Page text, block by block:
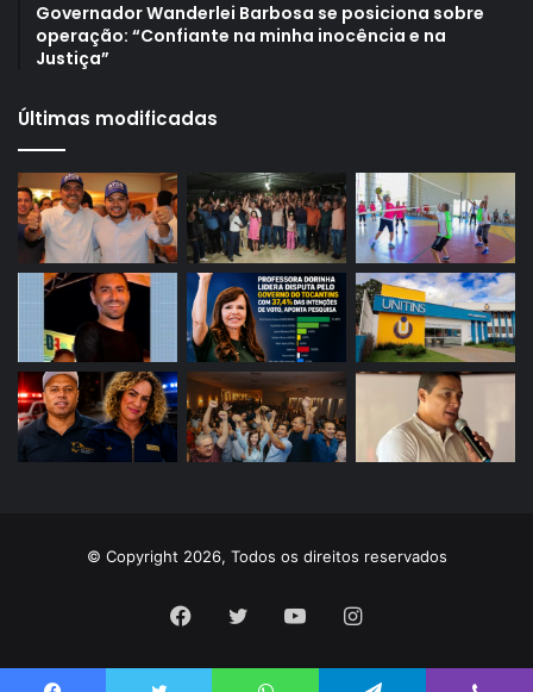
Governador Wanderlei Barbosa se posiciona sobre
operação: “Confiante na minha inocência e na
Justiça”
Últimas modificadas
© Copyright 2026, Todos os direitos reservados
Facebook
Twitter YouTubeInstagram